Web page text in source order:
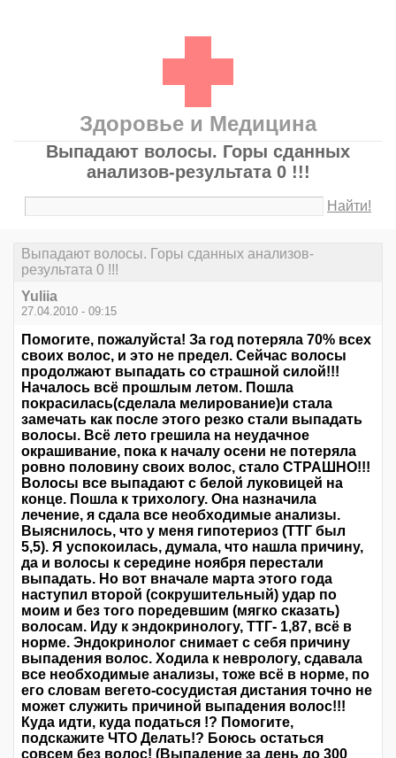
Здоровье и Медицина
Выпадают волосы. Горы сданных
анализов-результата 0 !!!
Найти!
Выпадают волосы. Горы сданных анализов-
результата 0 !!!
Yuliia
27.04.2010 - 09:15
Помогите, пожалуйста! За год потеряла 70% всех
своих волос, и это не предел. Сейчас волосы
продолжают выпадать со страшной силой!!!
Началось всё прошлым летом. Пошла
покрасилась(сделала мелирование)и стала
замечать как после этого резко стали выпадать
волосы. Всё лето грешила на неудачное
окрашивание, пока к началу осени не потеряла
ровно половину своих волос, стало СТРАШНО!!!
Волосы все выпадают с белой луковицей на
конце. Пошла к трихологу. Она назначила
лечение, я сдала все необходимые анализы.
Выяснилось, что у меня гипотериоз (ТТГ был
5,5). Я успокоилась, думала, что нашла причину,
да и волосы к середине ноября перестали
выпадать. Но вот вначале марта этого года
наступил второй (сокрушительный) удар по
моим и без того поредевшим (мягко сказать)
волосам. Иду к эндокринологу, ТТГ- 1,87, всё в
норме. Эндокринолог снимает с себя причину
выпадения волос. Ходила к неврологу, сдавала
все необходимые анализы, тоже всё в норме, по
его словам вегето-сосудистая дистания точно не
может служить причиной выпадения волос!!!
Куда идти, куда податься !? Помогите,
подскажите ЧТО Делать!? Боюсь остаться
совсем без волос! (Выпадение за день до 300